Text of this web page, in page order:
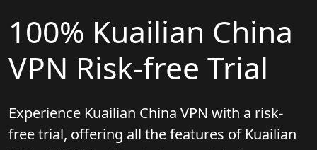
100% Kuailian China
VPN Risk-free Trial
Experience Kuailian China VPN with a risk-
free trial, offering all the features of Kuailian